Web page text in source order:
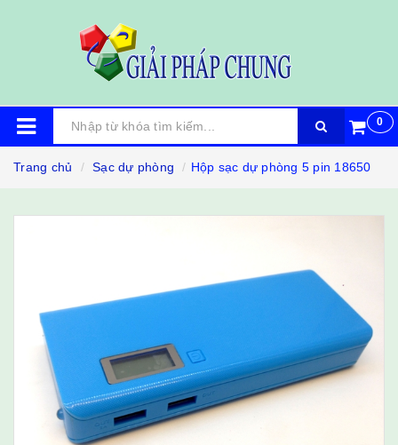
0
Trang chủ Sạc dự phòng Hộp sạc dự phòng 5 pin 18650